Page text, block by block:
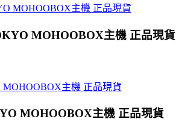
MOHOOBOX主機 正品現貨
MOHOOBOX主機 正品現貨